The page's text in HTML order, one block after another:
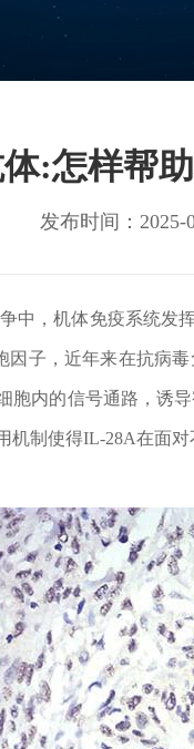
:怎样帮
发布时间：2025-
中，机体免疫系统发
因子，近年来在抗病
胞内的信号通路，诱
机制使得IL-28A在面